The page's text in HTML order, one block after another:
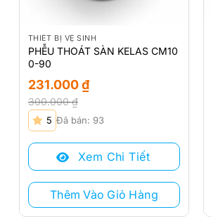
THIẾT BỊ VỆ SINH
PHỄU THOÁT SÀN KELAS CM10
0-90
300.000₫
Giá
gốc
là:
300.000 ₫.
231.000₫
Giá
hiện
tại
231.000 ₫.
5 Đã bán: 93
Xem Chi Tiết
Thêm Vào Giỏ Hàng